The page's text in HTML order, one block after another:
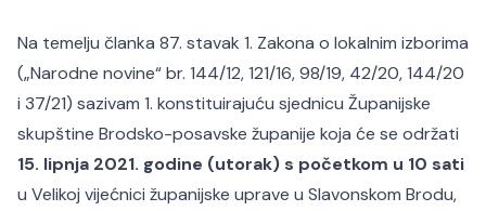
Na temelju članka 87. stavak 1. Zakona o lokalnim izborima
(„Narodne novine“ br. 144/12, 121/16, 98/19, 42/20, 144/20
i 37/21) sazivam 1. konstituirajuću sjednicu Županijske
skupštine Brodsko-posavske županije koja će se održati
15. lipnja 2021. godine (utorak) s početkom u 10 sati
u Velikoj vijećnici županijske uprave u Slavonskom Brodu,